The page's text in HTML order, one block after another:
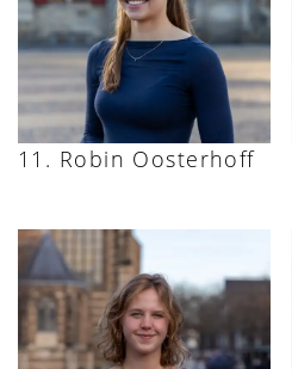
Robin Oosterhoff